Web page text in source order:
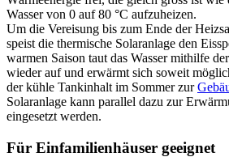
Wasser von 0 auf 80 °C aufzuheizen.
Um die Vereisung bis zum Ende der
speist die thermische Solaranlage den
warmen Saison taut das Wasser mithilfe
wieder auf und erwärmt sich soweit
der kühle Tankinhalt im Sommer zur
Solaranlage kann parallel dazu zur
eingesetzt werden.
Für Einfamilienhäuser geeignet